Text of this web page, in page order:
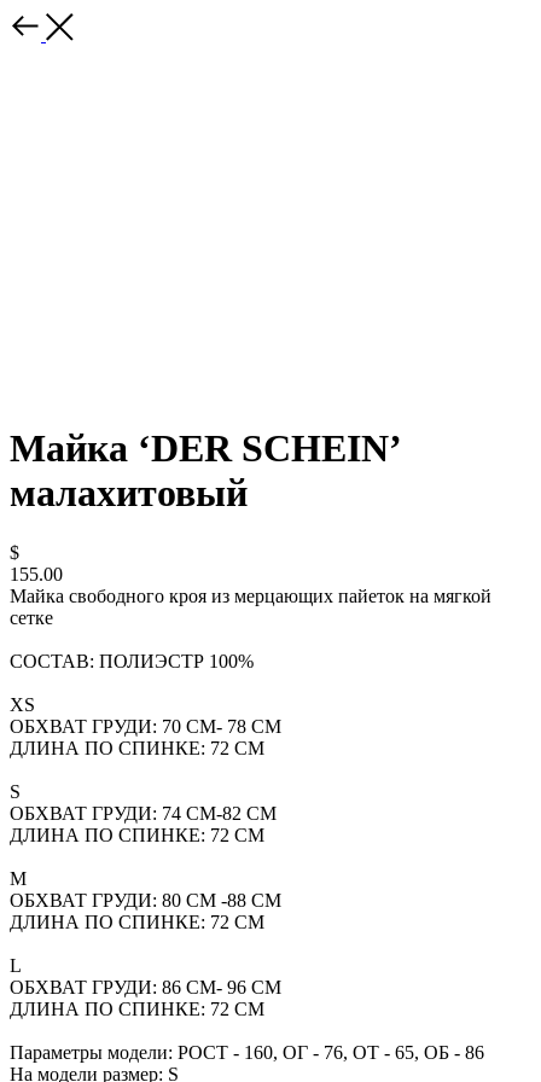
Майка ‘DER SCHEIN’
малахитовый
$
155.00
Майка свободного кроя из мерцающих пайеток на мягкой
сетке
СОСТАВ: ПОЛИЭСТР 100%
XS
ОБХВАТ ГРУДИ: 70 СМ- 78 СМ
ДЛИНА ПО СПИНКЕ: 72 СМ
S
ОБХВАТ ГРУДИ: 74 СМ-82 СМ
ДЛИНА ПО СПИНКЕ: 72 СМ
M
ОБХВАТ ГРУДИ: 80 СМ -88 СМ
ДЛИНА ПО СПИНКЕ: 72 СМ
L
ОБХВАТ ГРУДИ: 86 СМ- 96 СМ
ДЛИНА ПО СПИНКЕ: 72 СМ
Параметры модели: РОСТ - 160, ОГ - 76, ОТ - 65, ОБ - 86
На модели размер: S